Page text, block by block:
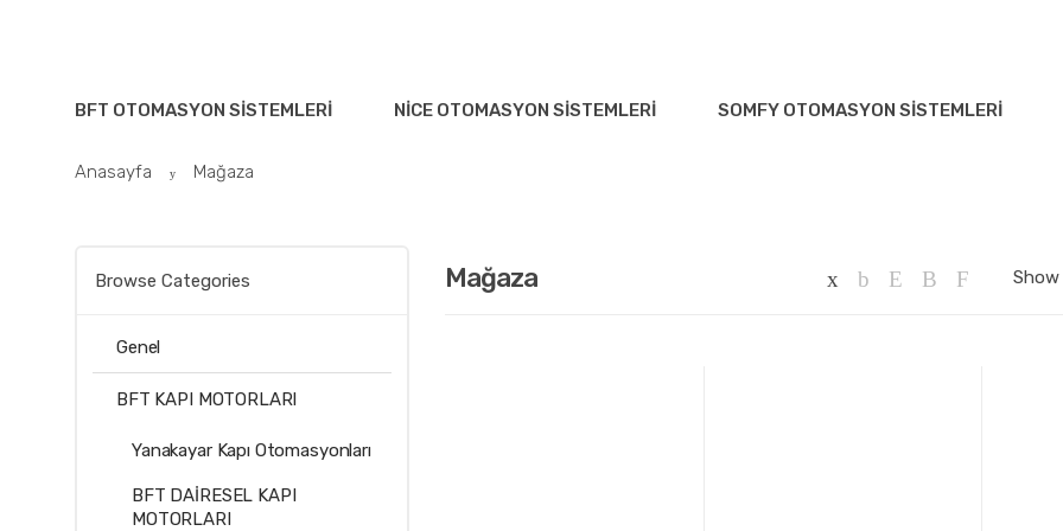
BFT OTOMASYON SISTEMLERI NICE OTOMASYON SISTEMLERI SOMFY OTOMASYON SISTEMLERI
Anasayfa Mağaza
Mağaza
Browse Categories
Genel
BFT KAPI MOTORLARI
Yanakayar Kapı Otomasyonları
BFT DAİRESEL KAPI
MOTORLARI